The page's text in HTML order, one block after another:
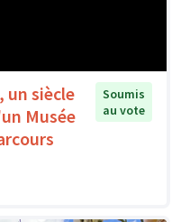
un siècle
Musée
Soumis
au vote